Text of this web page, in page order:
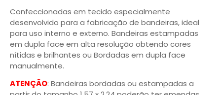
Confeccionadas em tecido especialmente
desenvolvido para a fabricação de bandeiras, ideal
para uso interno e externo. Bandeiras estampadas
em dupla face em alta resolução obtendo cores
nítidas e brilhantes ou Bordadas em dupla face
manualmente.
ATENÇÃO: Bandeiras bordadas ou estampadas a